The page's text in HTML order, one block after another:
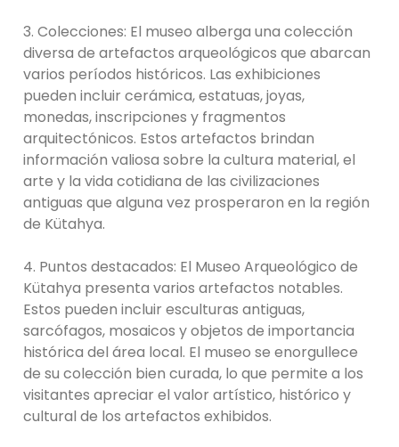
3. Colecciones: El museo alberga una colección
diversa de artefactos arqueológicos que abarcan
varios períodos históricos. Las exhibiciones
pueden incluir cerámica, estatuas, joyas,
monedas, inscripciones y fragmentos
arquitectónicos. Estos artefactos brindan
información valiosa sobre la cultura material, el
arte y la vida cotidiana de las civilizaciones
antiguas que alguna vez prosperaron en la región
de Kütahya.
4. Puntos destacados: El Museo Arqueológico de
Kütahya presenta varios artefactos notables.
Estos pueden incluir esculturas antiguas,
sarcófagos, mosaicos y objetos de importancia
histórica del área local. El museo se enorgullece
de su colección bien curada, lo que permite a los
visitantes apreciar el valor artístico, histórico y
cultural de los artefactos exhibidos.